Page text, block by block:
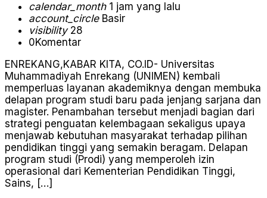
calendar_month1 jam yang lalu
account_circleBasir
visibility28
0Komentar
ENREKANG,KABAR KITA, CO.ID- Universitas
Muhammadiyah Enrekang (UNIMEN) kembali
memperluas layanan akademiknya dengan membuka
delapan program studi baru pada jenjang sarjana dan
magister. Penambahan tersebut menjadi bagian dari
strategi penguatan kelembagaan sekaligus upaya
menjawab kebutuhan masyarakat terhadap pilihan
pendidikan tinggi yang semakin beragam. Delapan
program studi (Prodi) yang memperoleh izin
operasional dari Kementerian Pendidikan Tinggi,
Sains, […]